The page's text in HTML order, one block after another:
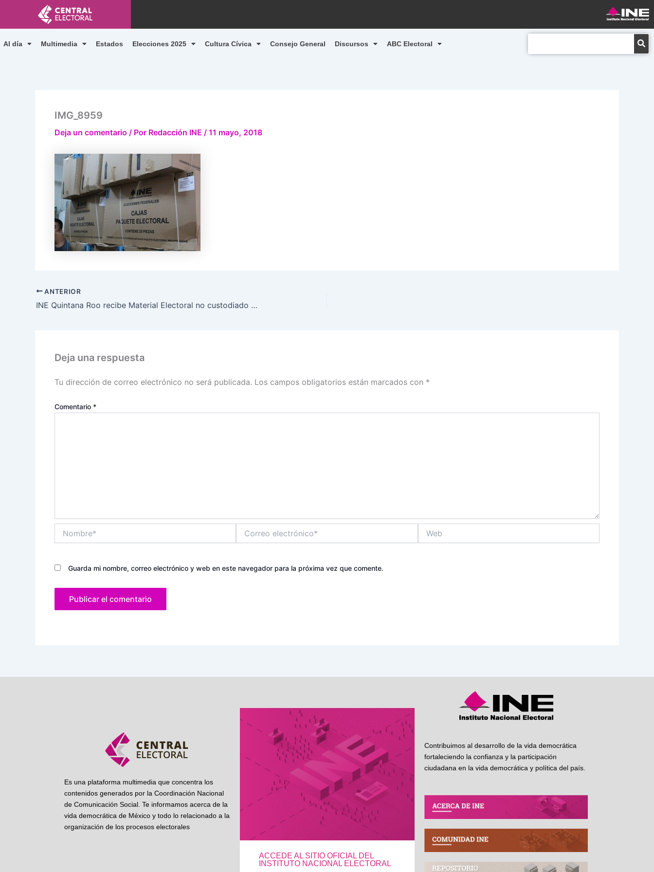
contenido
Al día Multimedia Estados Elecciones 2025 Cultura Cívica Consejo General Discursos ABC Electoral
IMG_8959
Deja un comentario / Por Redacción INE / 11 mayo, 2018
ANTERIOR
INE Quintana Roo recibe Material Electoral no custodiado para la Jornada del 1 de julio del presente año
Deja una respuesta
Tu dirección de correo electrónico no será publicada. Los campos obligatorios están marcados con *
Comentario *
electrónico*
Guarda mi nombre, correo electrónico y web en este navegador para la próxima vez que comente.
Es una plataforma multimedia que concentra los
contenidos generados por la Coordinación Nacional
de Comunicación Social. Te informamos acerca de la
vida democrática de México y todo lo relacionado a la
organización de los procesos electorales
ACCEDE AL SITIO OFICIAL DEL
INSTITUTO NACIONAL ELECTORAL
Contribuimos al desarrollo de la vida democrática
fortaleciendo la confianza y la participación
ciudadana en la vida democrática y política del país.